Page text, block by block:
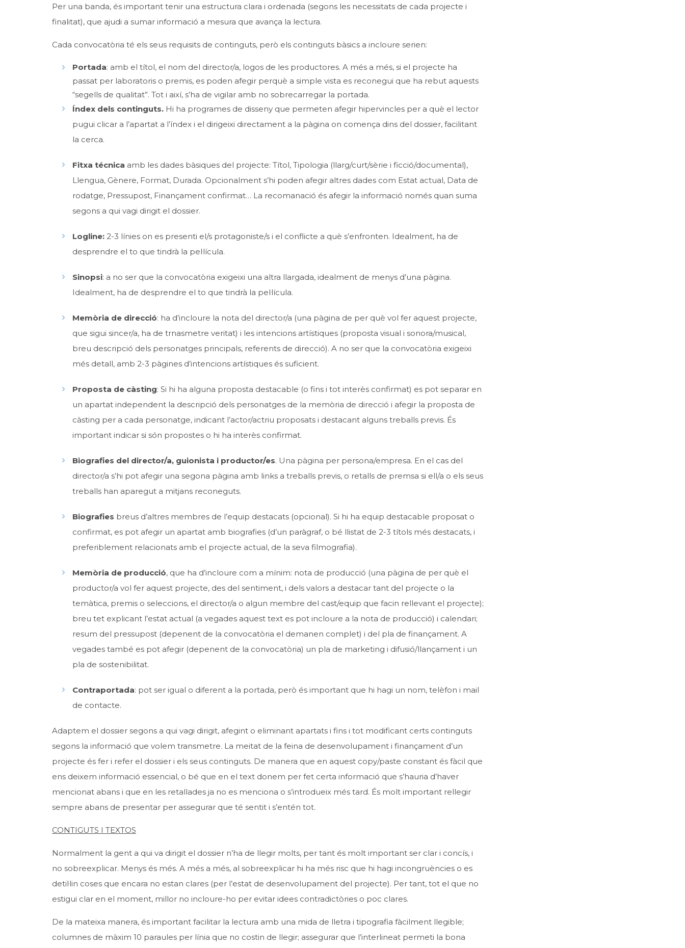
Per una banda, és important tenir una estructura clara i ordenada (segons les necessitats de cada projecte i
finalitat), que ajudi a sumar informació a mesura que avança la lectura.
Cada convocatòria té els seus requisits de continguts, però els continguts bàsics a incloure serien:
Portada: amb el títol, el nom del director/a, logos de les productores. A més a més, si el projecte ha
passat per laboratoris o premis, es poden afegir perquè a simple vista es reconegui que ha rebut aquests
“segells de qualitat”. Tot i així, s’ha de vigilar amb no sobrecarregar la portada.
Índex dels continguts. Hi ha programes de disseny que permeten afegir hipervincles per a què el lector
pugui clicar a l’apartat a l’índex i el dirigeixi directament a la pàgina on comença dins del dossier, facilitant
la cerca.
Fitxa técnica amb les dades bàsiques del projecte: Títol, Tipologia (llarg/curt/sèrie i ficció/documental),
Llengua, Gènere, Format, Durada. Opcionalment s’hi poden afegir altres dades com Estat actual, Data de
rodatge, Pressupost, Finançament confirmat… La recomanació és afegir la informació només quan suma
segons a qui vagi dirigit el dossier.
Logline: 2-3 línies on es presenti el/s protagoniste/s i el conflicte a què s’enfronten. Idealment, ha de
desprendre el to que tindrà la pel·lícula.
Sinopsi: a no ser que la convocatòria exigeixi una altra llargada, idealment de menys d’una pàgina.
Idealment, ha de desprendre el to que tindrà la pel·lícula.
Memòria de direcció: ha d’incloure la nota del director/a (una pàgina de per què vol fer aquest projecte,
que sigui sincer/a, ha de trnasmetre veritat) i les intencions artístiques (proposta visual i sonora/musical,
breu descripció dels personatges principals, referents de direcció). A no ser que la convocatòria exigeixi
més detall, amb 2-3 pàgines d’intencions artístiques és suficient.
Proposta de càsting: Si hi ha alguna proposta destacable (o fins i tot interès confirmat) es pot separar en
un apartat independent la descripció dels personatges de la memòria de direcció i afegir la proposta de
càsting per a cada personatge, indicant l’actor/actriu proposats i destacant alguns treballs previs. És
important indicar si són propostes o hi ha interès confirmat.
Biografies del director/a, guionista i productor/es. Una pàgina per persona/empresa. En el cas del
director/a s’hi pot afegir una segona pàgina amb links a treballs previs, o retalls de premsa si ell/a o els seus
treballs han aparegut a mitjans reconeguts.
Biografies breus d’altres membres de l’equip destacats (opcional). Si hi ha equip destacable proposat o
confirmat, es pot afegir un apartat amb biografies (d’un paràgraf, o bé llistat de 2-3 títols més destacats, i
preferiblement relacionats amb el projecte actual, de la seva filmografia).
Memòria de producció, que ha d’incloure com a mínim: nota de producció (una pàgina de per què el
productor/a vol fer aquest projecte, des del sentiment, i dels valors a destacar tant del projecte o la
temàtica, premis o seleccions, el director/a o algun membre del cast/equip que facin rellevant el projecte);
breu tet explicant l’estat actual (a vegades aquest text es pot incloure a la nota de producció) i calendari;
resum del pressupost (depenent de la convocatòria el demanen complet) i del pla de finançament. A
vegades també es pot afegir (depenent de la convocatòria) un pla de marketing i difusió/llançament i un
pla de sostenibilitat.
Contraportada: pot ser igual o diferent a la portada, però és important que hi hagi un nom, telèfon i mail
de contacte.
Adaptem el dossier segons a qui vagi dirigit, afegint o eliminant apartats i fins i tot modificant certs continguts
segons la informació que volem transmetre. La meitat de la feina de desenvolupament i finançament d’un
projecte és fer i refer el dossier i els seus continguts. De manera que en aquest copy/paste constant és fàcil que
ens deixem informació essencial, o bé que en el text donem per fet certa informació que s’hauria d’haver
mencionat abans i que en les retallades ja no es menciona o s’introdueix més tard. És molt important rellegir
sempre abans de presentar per assegurar que té sentit i s’entén tot.
CONTIGUTS I TEXTOS
Normalment la gent a qui va dirigit el dossier n’ha de llegir molts, per tant és molt important ser clar i concís, i
no sobreexplicar. Menys és més. A més a més, al sobreexplicar hi ha més risc que hi hagi incongruències o es
detil·lin coses que encara no estan clares (per l’estat de desenvolupament del projecte). Per tant, tot el que no
estigui clar en el moment, millor no incloure-ho per evitar idees contradictòries o poc clares.
De la mateixa manera, és important facilitar la lectura amb una mida de lletra i tipografia fàcilment llegible;
columnes de màxim 10 paraules per línia que no costin de llegir; assegurar que l’interlineat permeti la bona